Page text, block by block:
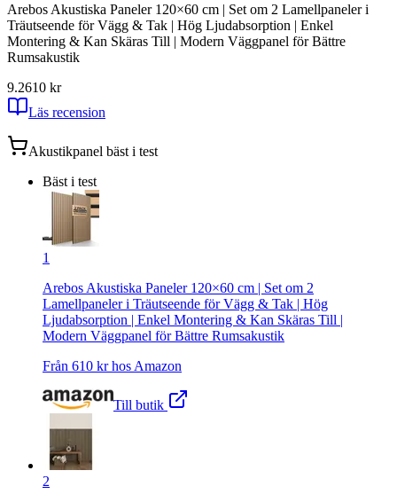
Arebos Akustiska Paneler 120×60 cm | Set om 2 Lamellpaneler i
Träutseende för Vägg & Tak | Hög Ljudabsorption | Enkel
Montering & Kan Skäras Till | Modern Väggpanel för Bättre
Rumsakustik
9.2610 kr
Läs recension
Akustikpanel bäst i test
Bäst i test
1
Arebos Akustiska Paneler 120×60 cm | Set om 2
Lamellpaneler i Träutseende för Vägg & Tak | Hög
Ljudabsorption | Enkel Montering & Kan Skäras Till |
Modern Väggpanel för Bättre Rumsakustik
Från 610 kr hos Amazon
Till butik
2